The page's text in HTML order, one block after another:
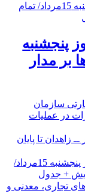
پنجشنبه
بر مدار
سازمان
در عملیات
زاهدان تا پایان
قیمت طلا و سکه امروز پنجشنبه 15مرداد/
+ جدول
تجاری، معدنی و